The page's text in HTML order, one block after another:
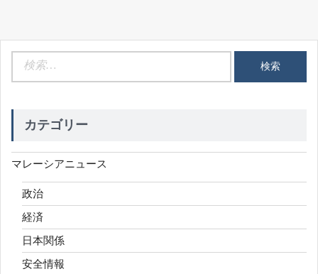
カテゴリー
マレーシアニュース
政治
経済
日本関係
安全情報